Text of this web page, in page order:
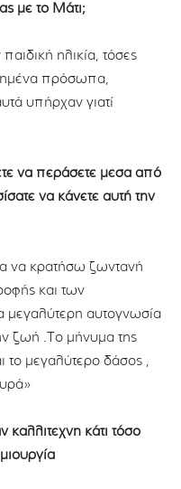
με το Μάτι;
ηλικία, τόσες
πρόσωπα,
υπήρχαν γιατί
να περάσετε μέσα από
να κάνετε αυτή την
να κρατήσω ζωντανή
και των
μεγαλύτερη αυτογνωσία
ζωή .Το μήνυμα της
το μεγαλύτερο δάσος ,
καλλιτέχνη κάτι τόσο